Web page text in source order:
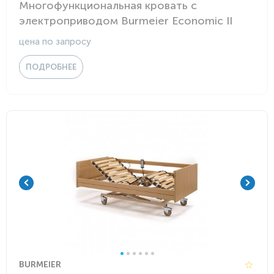
Многофункциональная кровать с
электроприводом Burmeier Economic II
цена по запросу
ПОДРОБНЕЕ
BURMEIER